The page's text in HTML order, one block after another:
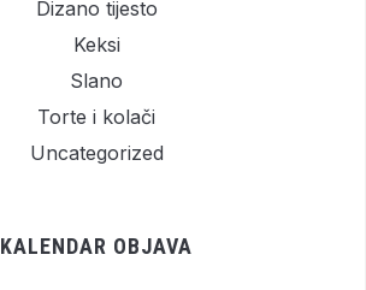
Dizano tijesto
Keksi
Slano
Torte i kolači
Uncategorized
KALENDAR OBJAVA